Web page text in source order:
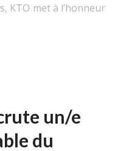
KTO met à l’honneur
un/e
du